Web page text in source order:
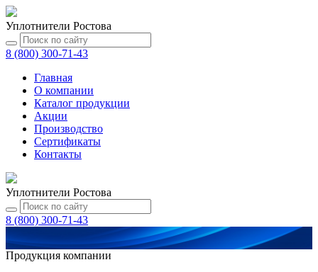
Уплотнители Ростова
8 (800) 300-71-43
Главная
О компании
Каталог продукции
Акции
Производство
Сертификаты
Контакты
Уплотнители Ростова
8 (800) 300-71-43
Продукция компании